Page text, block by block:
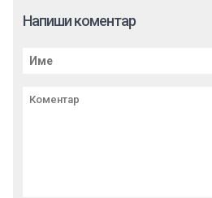
Напиши коментар